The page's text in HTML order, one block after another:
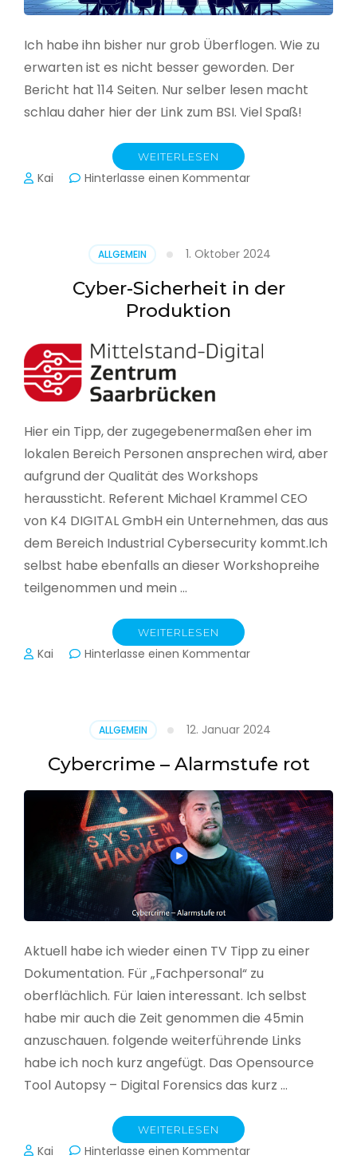
Ich habe ihn bisher nur grob Überflogen. Wie zu
erwarten ist es nicht besser geworden. Der
Bericht hat 114 Seiten. Nur selber lesen macht
schlau daher hier der Link zum BSI. Viel Spaß!
WEITERLESEN
Kai Hinterlasse einen Kommentarzu
seinen
Lagebericht
zur
in
Deutschland
ALLGEMEIN 1. Oktober 2024
Cyber-Sicherheit in der
Produktion
Hier ein Tipp, der zugegebenermaßen eher im
lokalen Bereich Personen ansprechen wird, aber
aufgrund der Qualität des Workshops
heraussticht. Referent Michael Krammel CEO
von K4 DIGITAL GmbH ein Unternehmen, das aus
dem Bereich Industrial Cybersecurity kommt.Ich
selbst habe ebenfalls an dieser Workshopreihe
teilgenommen und mein …
WEITERLESEN
Kai Hinterlasse einen Kommentarzu
Produktion
ALLGEMEIN 12. Januar 2024
Cybercrime – Alarmstufe rot
Aktuell habe ich wieder einen TV Tipp zu einer
Dokumentation. Für „Fachpersonal“ zu
oberflächlich. Für laien interessant. Ich selbst
habe mir auch die Zeit genommen die 45min
anzuschauen. folgende weiterführende Links
habe ich noch kurz angefügt. Das Opensource
Tool Autopsy – Digital Forensics das kurz …
WEITERLESEN
Kai Hinterlasse einen Kommentarzu